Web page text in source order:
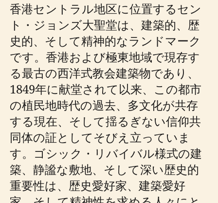
香港セントラル地区に位置するセン
ト・ジョンズ大聖堂は、建築的、歴
史的、そして精神的なランドマーク
です。香港および極東地域で現存す
る最古の西洋式教会建築物であり、
1849年に献堂されて以来、この都市
の植民地時代の過去、多文化が共存
する現在、そして揺るぎない信仰共
同体の証としてそびえ立っていま
す。ゴシック・リバイバル様式の建
築、静謐な敷地、そして深い歴史的
重要性は、歴史愛好家、建築愛好